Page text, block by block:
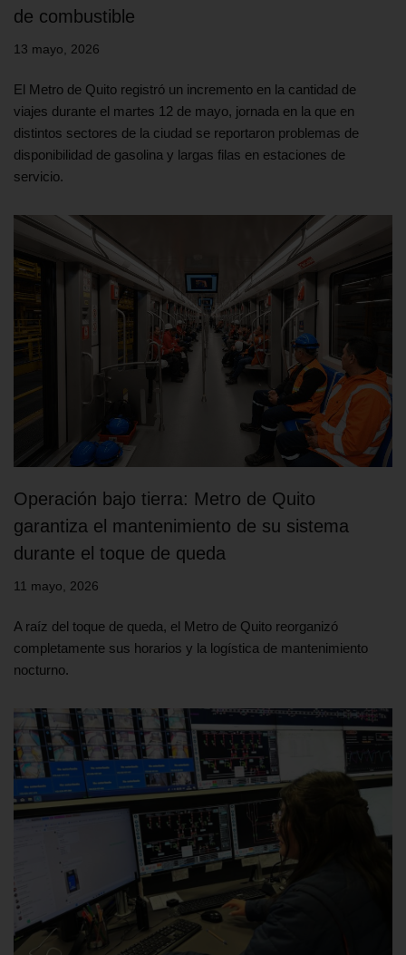
de combustible
13 mayo, 2026
El Metro de Quito registró un incremento en la cantidad de
viajes durante el martes 12 de mayo, jornada en la que en
distintos sectores de la ciudad se reportaron problemas de
disponibilidad de gasolina y largas filas en estaciones de
servicio.
Operación bajo tierra: Metro de Quito
garantiza el mantenimiento de su sistema
durante el toque de queda
11 mayo, 2026
A raíz del toque de queda, el Metro de Quito reorganizó
completamente sus horarios y la logística de mantenimiento
nocturno.